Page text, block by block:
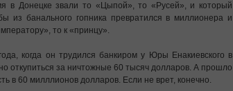
в Донецке звали то «Цыпой», то «Русей», и который
из банального гопника превратился в миллионера и
то к «принцу».
когда он трудился банкиром у Юры Енакиевского в
откупиться за ничтожные 60 тысяч долларов. А прошло
в 60 милллионов долларов. Если не врет, конечно.